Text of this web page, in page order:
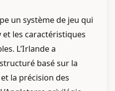
un système de jeu qui
les caractéristiques
L’Irlande a
basé sur la
la précision des